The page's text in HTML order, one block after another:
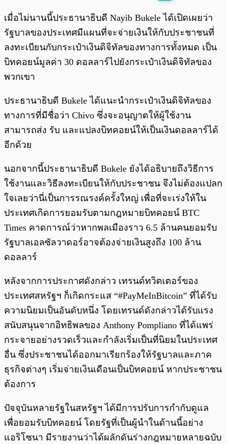
พร้อมเล่น 0:00
เมื่อไม่นานนี้ประธานาธิบดี Nayib Bukele ได้เปิดเผยว่า
รัฐบาลของประเทศมีแผนที่จะจ่ายเงินให้กับประชาชนที่
ลงทะเบียนกับกระเป๋าเงินดิจิทัลของทางการทั้งหมด เป็น
บิทคอยน์มูลค่า 30 ดอลลาร์ไปยังกระเป๋าเงินดิจิทัลของ
พวกเขา
ประธานาธิบดี Bukele ได้แนะนำกระเป๋าเงินดิจิทัลของ
ทางการที่มีชื่อว่า Chivo ซึ่งจะอนุญาตให้ผู้ใช้งาน
สามารถส่ง รับ และแปลงบิทคอยน์ให้เป็นเงินดอลลาร์ได้
อีกด้วย
นอกจากนี้ประธานาธิบดี Bukele ยังได้อธิบายถึงวิธีการ
ใช้งานและวิธีลงทะเบียนให้กับประชาชน จึงไม่ต้องแปลก
ใจเลยว่านี่เป็นการรณรงค์ครั้งใหญ่ เพื่อที่จะเร่งให้ใน
ประเทศเกิดการยอมรับตามกฎหมายบิทคอยน์ BTC
Times คาดการณ์ว่าหากพลเมืองราว 6.5 ล้านคนยอมรับ
รัฐบาลเอลซัลวาดอร์อาจต้องจ่ายเงินสูงถึง 100 ล้าน
ดอลลาร์
หลังจากการประกาศดังกล่าว เทรนด์ทวิตเตอร์ของ
ประเทศสหรัฐฯ ก็เกิดกระแส “#PayMeInBitcoin” ที่ได้รับ
ความนิยมเป็นอันดับหนึ่ง โดยเทรนด์ดังกล่าวได้รับแรง
สนับสนุนจากอิทธิพลของ Anthony Pompliano ที่ได้แพร่
กระจายอย่างรวดเร็วและกำลังเริ่มเป็นที่นิยมในประเทศ
อื่น ซึ่งประชาชนได้ออกมาเรียกร้องให้รัฐบาลและภาค
ธุรกิจต่างๆ เริ่มจ่ายเงินเดือนเป็นบิทคอยน์ หากประชาชน
ต้องการ
ปัจจุบันหลายรัฐในสหรัฐฯ ได้มีการปรับการกำกับดูแล
เพื่อยอมรับบิทคอยน์ โดยรัฐที่เป็นผู้นำในด้านนี้อย่าง
แอริโซนา มีรายงานว่าได้ผลักดันร่างกฎหมายหลายฉบับ